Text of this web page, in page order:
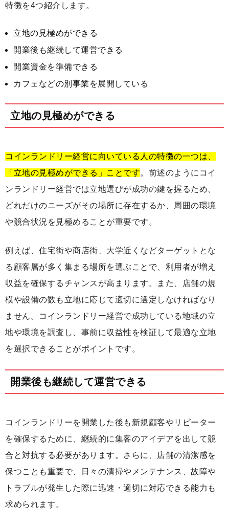
特徴を4つ紹介します。
立地の見極めができる
開業後も継続して運営できる
開業資金を準備できる
カフェなどの別事業を展開している
立地の見極めができる
コインランドリー経営に向いている人の特徴の一つは、
「立地の見極めができる」ことです。前述のようにコイ
ンランドリー経営では立地選びが成功の鍵を握るため、
どれだけのニーズがその場所に存在するか、周囲の環境
や競合状況を見極めることが重要です。
例えば、住宅街や商店街、大学近くなどターゲットとな
る顧客層が多く集まる場所を選ぶことで、利用者が増え
収益を確保するチャンスが高まります。また、店舗の規
模や設備の数も立地に応じて適切に選定しなければなり
ません。コインランドリー経営で成功している地域の立
地や環境を調査し、事前に収益性を検証して最適な立地
を選択できることがポイントです。
開業後も継続して運営できる
コインランドリーを開業した後も新規顧客やリピーター
を確保するために、継続的に集客のアイデアを出して競
合と対抗する必要があります。さらに、店舗の清潔感を
保つことも重要で、日々の清掃やメンテナンス、故障や
トラブルが発生した際に迅速・適切に対応できる能力も
求められます。